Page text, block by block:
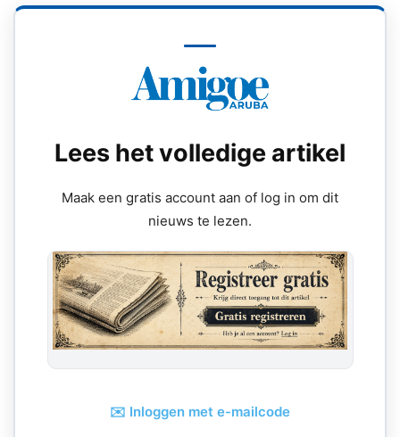
Lees het volledige artikel
Maak een gratis account aan of log in om dit
nieuws te lezen.
✉️ Inloggen met e-mailcode